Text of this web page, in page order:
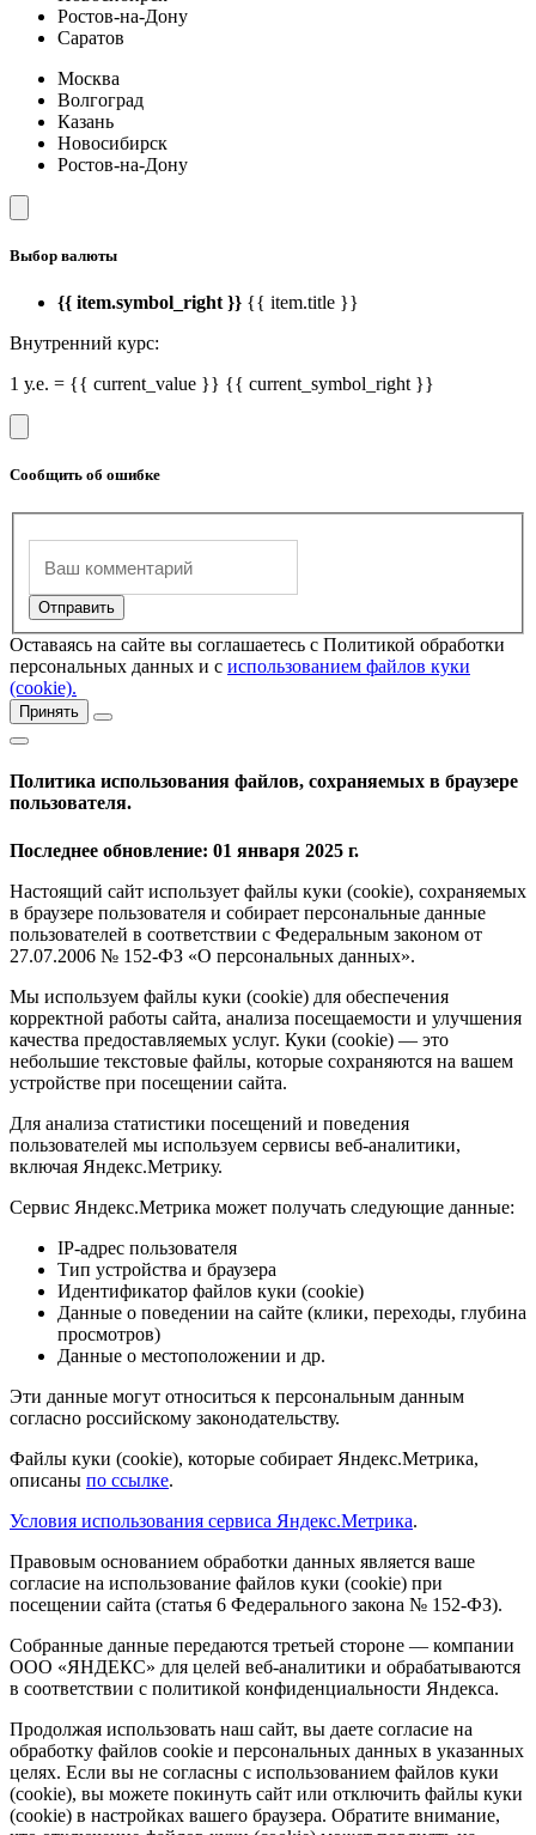
Ростов-на-Дону
Саратов
Москва
Волгоград
Казань
Новосибирск
Ростов-на-Дону
Выбор валюты
{{ item.symbol_right }} {{ item.title }}
Внутренний курс:
1 у.е. = {{ current_value }} {{ current_symbol_right }}
Сообщить об ошибке
Оставаясь на сайте вы соглашаетесь с Политикой обработки
персональных данных и с использованием файлов куки
(cookie).
Принять
Политика использования файлов, сохраняемых в браузере
пользователя.
Последнее обновление: 01 января 2025 г.
Настоящий сайт использует файлы куки (cookie), сохраняемых
в браузере пользователя и собирает персональные данные
пользователей в соответствии с Федеральным законом от
27.07.2006 № 152-ФЗ «О персональных данных».
Мы используем файлы куки (cookie) для обеспечения
корректной работы сайта, анализа посещаемости и улучшения
качества предоставляемых услуг. Куки (cookie) — это
небольшие текстовые файлы, которые сохраняются на вашем
устройстве при посещении сайта.
Для анализа статистики посещений и поведения
пользователей мы используем сервисы веб-аналитики,
включая Яндекс.Метрику.
Сервис Яндекс.Метрика может получать следующие данные:
IP-адрес пользователя
Тип устройства и браузера
Идентификатор файлов куки (cookie)
Данные о поведении на сайте (клики, переходы, глубина
просмотров)
Данные о местоположении и др.
Эти данные могут относиться к персональным данным
согласно российскому законодательству.
Файлы куки (cookie), которые собирает Яндекс.Метрика,
описаны по ссылке.
Условия использования сервиса Яндекс.Метрика.
Правовым основанием обработки данных является ваше
согласие на использование файлов куки (cookie) при
посещении сайта (статья 6 Федерального закона № 152-ФЗ).
Собранные данные передаются третьей стороне — компании
ООО «ЯНДЕКС» для целей веб-аналитики и обрабатываются
в соответствии с политикой конфиденциальности Яндекса.
Продолжая использовать наш сайт, вы даете согласие на
обработку файлов cookie и персональных данных в указанных
целях. Если вы не согласны с использованием файлов куки
(cookie), вы можете покинуть сайт или отключить файлы куки
(cookie) в настройках вашего браузера. Обратите внимание,